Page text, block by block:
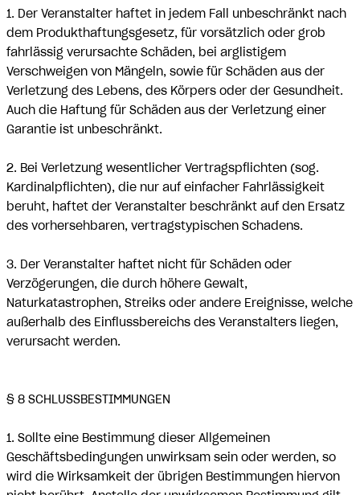
1. Der Veranstalter haftet in jedem Fall unbeschränkt nach
dem Produkthaftungsgesetz, für vorsätzlich oder grob
fahrlässig verursachte Schäden, bei arglistigem
Verschweigen von Mängeln, sowie für Schäden aus der
Verletzung des Lebens, des Körpers oder der Gesundheit.
Auch die Haftung für Schäden aus der Verletzung einer
Garantie ist unbeschränkt.
2. Bei Verletzung wesentlicher Vertragspflichten (sog.
Kardinalpflichten), die nur auf einfacher Fahrlässigkeit
beruht, haftet der Veranstalter beschränkt auf den Ersatz
des vorhersehbaren, vertragstypischen Schadens.
3. Der Veranstalter haftet nicht für Schäden oder
Verzögerungen, die durch höhere Gewalt,
Naturkatastrophen, Streiks oder andere Ereignisse, welche
außerhalb des Einflussbereichs des Veranstalters liegen,
verursacht werden.
§ 8 SCHLUSSBESTIMMUNGEN
1. Sollte eine Bestimmung dieser Allgemeinen
Geschäftsbedingungen unwirksam sein oder werden, so
wird die Wirksamkeit der übrigen Bestimmungen hiervon